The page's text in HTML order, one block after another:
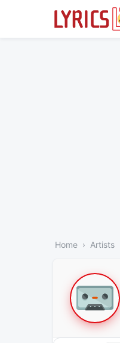
Home Artists